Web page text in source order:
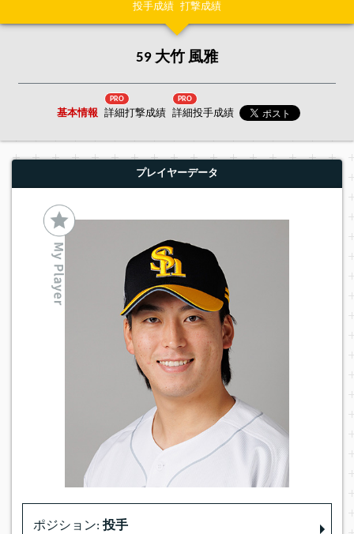
投手成績 打撃成績
59 大竹 風雅
基本情報
PRO
詳細打撃成績
PRO
詳細投手成績
プレイヤーデータ
ポジション: 投手